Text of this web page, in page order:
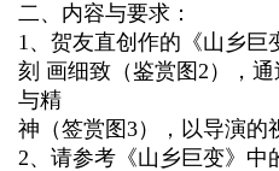
二、内容与要求：
1、贺友直创作的《山乡
刻 画细致（鉴赏图2），
与精
神（签赏图3），以导演的
2、请参考《山乡巨变》中